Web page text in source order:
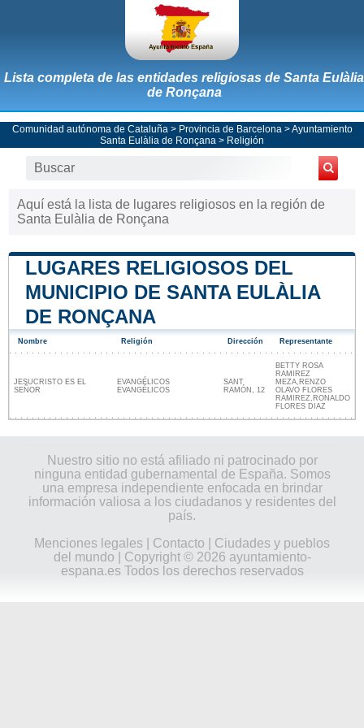
Lista completa de las entidades religiosas de Santa Eulàlia
de Ronçana
Comunidad autónoma de Cataluña > Provincia de Barcelona >Ayuntamiento
Santa Eulàlia de Ronçana > Religión
Aquí está la lista de lugares religiosos en la región de
Santa Eulàlia de Ronçana
LUGARES RELIGIOSOS DEL
MUNICIPIO DE SANTA EULÀLIA
DE RONÇANA
Nombre Religión Dirección Representante
JESUCRISTO ES EL
SEÑOR
EVANGÉLICOS
EVANGÉLICOS
SANT
RAMÓN, 12
BETTY ROSA
RAMIREZ
MEZA,RENZO
OLAVO FLORES
RAMIREZ,RONALDO
FLORES DIAZ
Nuestro sitio no está afiliado ni patrocinado por
ninguna entidad gubernamental de España. Somos
una empresa independiente enfocada en brindar
información valiosa a los ciudadanos y residentes del
país.
Menciones legales
Contacto
Ciudades y pueblos
del mundo | Copyright © 2026 ayuntamiento-
espana.es Todos los derechos reservados